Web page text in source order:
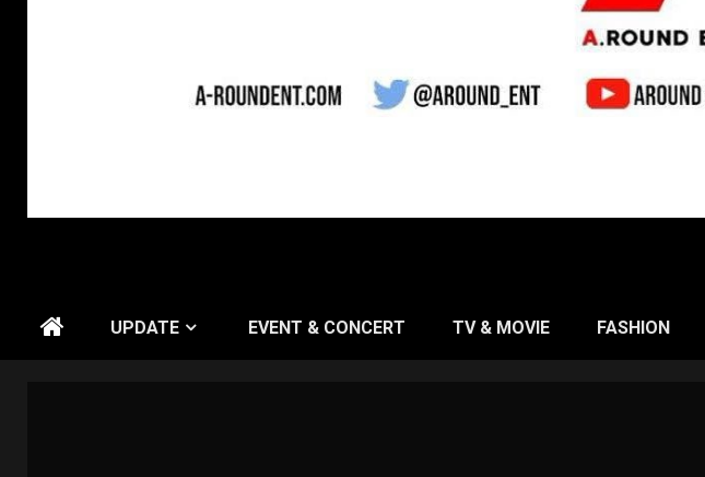
UPDATE EVENT & CONCERT TV & MOVIE FASHION